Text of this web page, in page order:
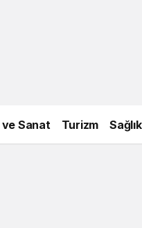
Sanat Turizm Sağlık